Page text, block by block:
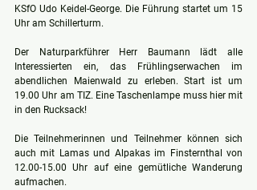
KSfO Udo Keidel-George. Die Führung startet um 15
Uhr am Schillerturm.
Der Naturparkführer Herr Baumann lädt alle
Interessierten ein, das Frühlingserwachen im
abendlichen Maienwald zu erleben. Start ist um
19.00 Uhr am TIZ. Eine Taschenlampe muss hier mit
in den Rucksack!
Die Teilnehmerinnen und Teilnehmer können sich
auch mit Lamas und Alpakas im Finsternthal von
12.00-15.00 Uhr auf eine gemütliche Wanderung
aufmachen.